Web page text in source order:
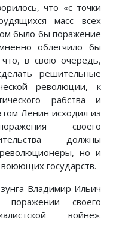
что «с точки
масс всех
было бы поражение
облегчило бы
в свою очередь,
решительные
революции, к
рабства и
Ленин исходил из
своего
должны
но и
государств.
Владимир Ильич
своего
войне».